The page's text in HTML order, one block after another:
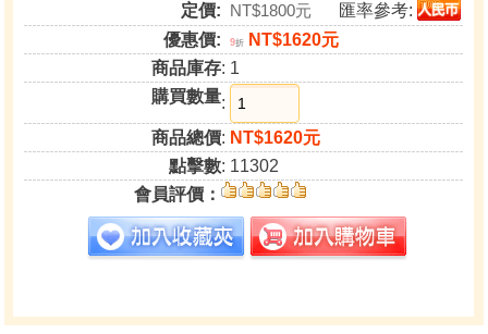
定價: NT$1800元
匯率參考:
優惠價:
9折
NT$1620元
商品庫存: 1
購買數量:
商品總價: NT$1620元
點擊數: 11302
會員評價：